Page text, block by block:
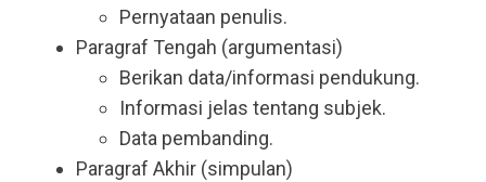
Pernyataan penulis.
Paragraf Tengah (argumentasi)
Berikan data/informasi pendukung.
Informasi jelas tentang subjek.
Data pembanding.
Paragraf Akhir (simpulan)